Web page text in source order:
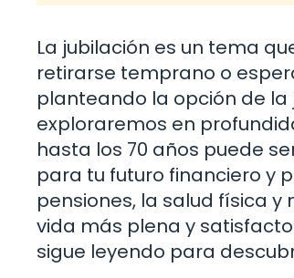
La jubilación es un tema
retirarse temprano o
planteando la opción de la
exploraremos en
hasta los 70 años puede
para tu futuro financiero y
pensiones, la salud física
vida más plena y
sigue leyendo para